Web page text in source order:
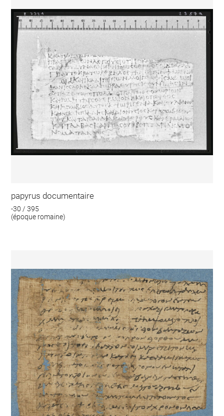
papyrus documentaire
-30 / 395
(époque romaine)